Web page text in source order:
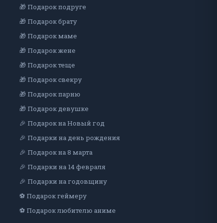
🎁 Подарок подруге
🎁 Подарок брату
🎁 Подарок маме
🎁 Подарок жене
🎁 Подарок теще
🎁 Подарок свекру
🎁 Подарок парню
🎁 Подарок девушке
🎉 Подарок на Новый год
🎉 Подарки на день рождения
🎉 Подарок на 8 марта
🎉 Подарки на 14 февраля
🎉 Подарки на годовщину
⚽ Подарок геймеру
⚽ Подарок любителю аниме